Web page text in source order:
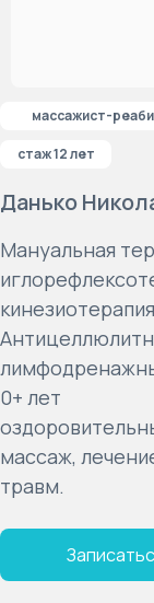
стаж 12 лет
массажист-
Мануальная
0+ лет
массаж,
травм.
Данько